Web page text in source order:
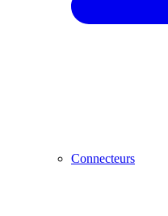
Connecteurs